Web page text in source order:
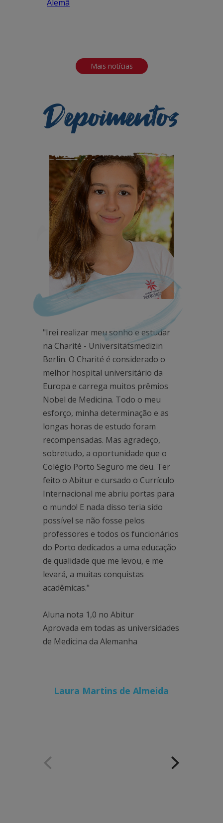
Alemã
Mais notícias
Depoimentos
"Irei realizar meu sonho e estudar
na Charité - Universitätsmedizin
Berlin. O Charité é considerado o
melhor hospital universitário da
Europa e carrega muitos prêmios
Nobel de Medicina. Todo o meu
esforço, minha determinação e as
longas horas de estudo foram
recompensadas. Mas agradeço,
sobretudo, a oportunidade que o
Colégio Porto Seguro me deu. Ter
feito o Abitur e cursado o Currículo
Internacional me abriu portas para
o mundo! E nada disso teria sido
possível se não fosse pelos
professores e todos os funcionários
do Porto dedicados a uma educação
de qualidade que me levou, e me
levará, a muitas conquistas
acadêmicas."
Aluna nota 1,0 no Abitur
Aprovada em todas as universidades
de Medicina da Alemanha
Laura Martins de Almeida